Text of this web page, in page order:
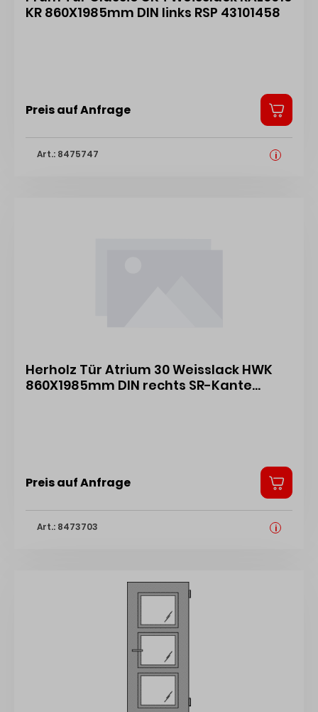
KR 860X1985mm DIN links RSP 43101458
Preis auf Anfrage
Art.: 8475747 i
Herholz Tür Atrium 30 Weisslack HWK
860X1985mm DIN rechts SR-Kante
Preis auf Anfrage
Art.: 8473703 i